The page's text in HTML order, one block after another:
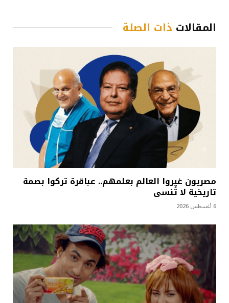
المقالات ذات الصلة
مصريون غيروا العالم بعلمهم.. عباقرة تركوا بصمة
تاريخية لا تُنسى
6 أغسطس 2026